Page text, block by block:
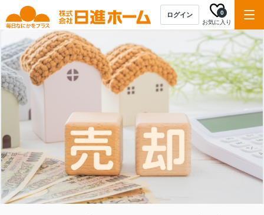
ログイン
お気に入り
0